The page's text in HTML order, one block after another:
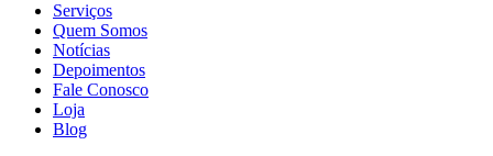
Serviços
Quem Somos
Notícias
Depoimentos
Fale Conosco
Loja
Blog